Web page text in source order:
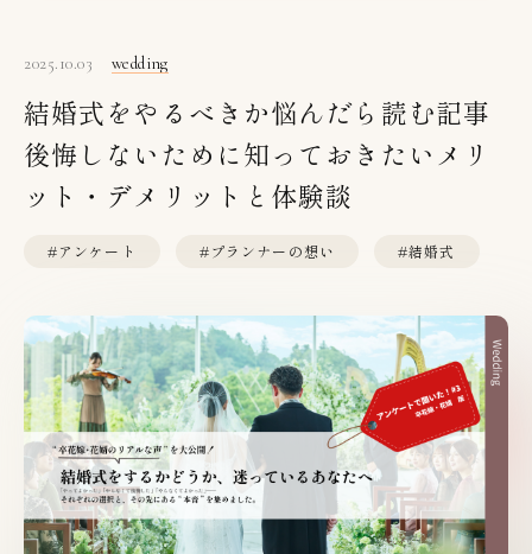
2025.10.03 wedding
結婚式をやるべきか悩んだら読む記事
後悔しないために知っておきたいメリ
ット・デメリットと体験談
#アンケート #プランナーの想い #結婚式